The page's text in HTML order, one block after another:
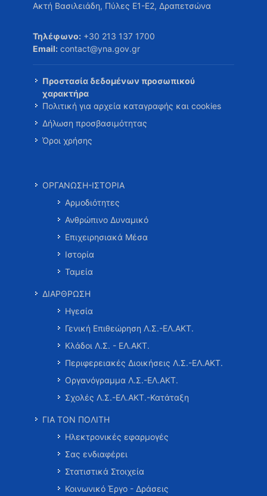
Ακτή Βασιλειάδη, Πύλες Ε1-Ε2, Δραπετσώνα
Τηλέφωνο: +30 213 137 1700
Email: contact@yna.gov.gr
Προστασία δεδομένων προσωπικού
χαρακτήρα
Πολιτική για αρχεία καταγραφής και cookies
Δήλωση προσβασιμότητας
Όροι χρήσης
ΟΡΓΑΝΩΣΗ-ΙΣΤΟΡΙΑ
Αρμοδιότητες
Ανθρώπινο Δυναμικό
Επιχειρησιακά Μέσα
Ιστορία
Ταμεία
ΔΙΑΡΘΡΩΣΗ
Ηγεσία
Γενική Επιθεώρηση Λ.Σ.-ΕΛ.ΑΚΤ.
Κλάδοι Λ.Σ. - ΕΛ.ΑΚΤ.
Περιφερειακές Διοικήσεις Λ.Σ.-ΕΛ.ΑΚΤ.
Οργανόγραμμα Λ.Σ.-ΕΛ.ΑΚΤ.
Σχολές Λ.Σ.-ΕΛ.ΑΚΤ.-Κατάταξη
ΓΙΑ ΤΟΝ ΠΟΛΙΤΗ
Ηλεκτρονικές εφαρμογές
Σας ενδιαφέρει
Στατιστικά Στοιχεία
Κοινωνικό Έργο - Δράσεις